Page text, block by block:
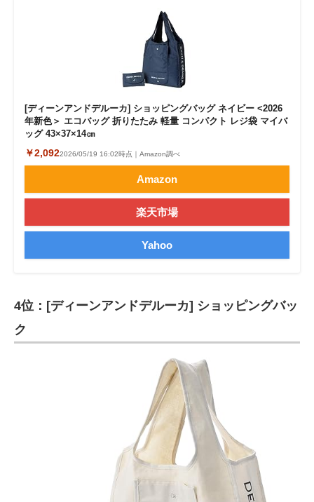
[ディーンアンドデルーカ] ショッピングバッグ ネイビー <2026
年新色＞ エコバッグ 折りたたみ 軽量 コンパクト レジ袋 マイバ
ッグ 43×37×14㎝
￥2,0922026/05/19 16:02時点｜Amazon調べ
Amazon
楽天市場
Yahoo
4位：[ディーンアンドデルーカ] ショッピングバッ
ク